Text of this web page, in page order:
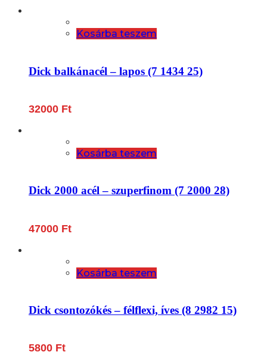
Kosárba teszem
Dick balkánacél – lapos (7 1434 25)
32000 Ft
Kosárba teszem
Dick 2000 acél – szuperfinom (7 2000 28)
47000 Ft
Kosárba teszem
Dick csontozókés – félflexi, íves (8 2982 15)
5800 Ft